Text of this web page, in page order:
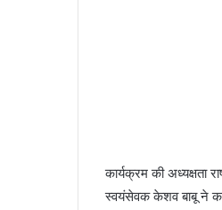
कार्यक्रम की अध्यक्षता
स्वयंसेवक केशव बाबू ने